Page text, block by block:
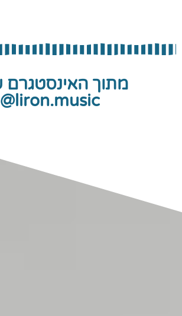
מתוך האינסטגרם
liron.music@